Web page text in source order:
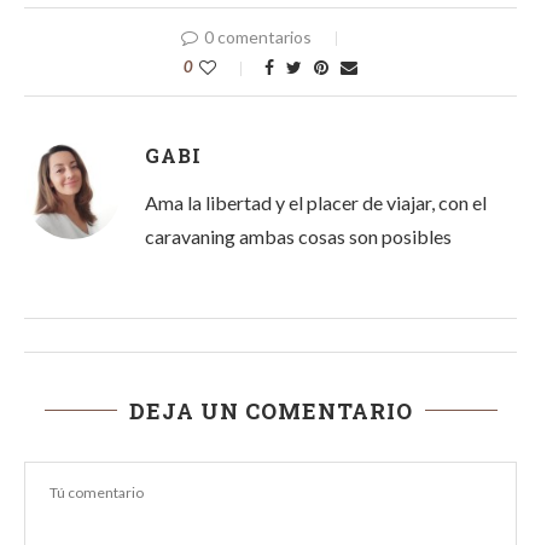
0 comentarios
0
GABI
Ama la libertad y el placer de viajar, con el
caravaning ambas cosas son posibles
DEJA UN COMENTARIO